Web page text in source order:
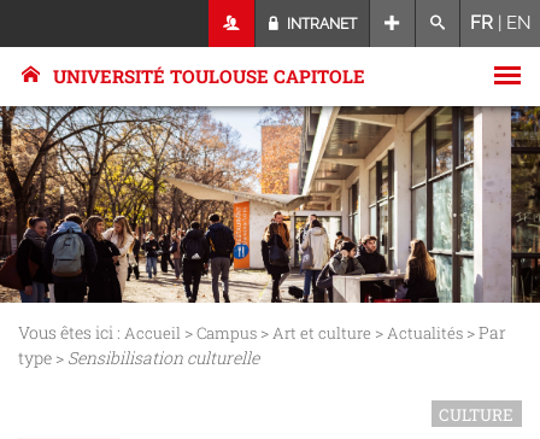
INTRANET FR | EN
UNIVERSITÉ TOULOUSE CAPITOLE
Vous êtes ici : Accueil >Campus >Art et culture >Actualités > Par
type > Sensibilisation culturelle
CULTURE